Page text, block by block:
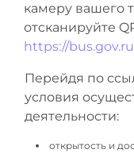
камеру вашего
отсканируйте
https://
Перейдя по
условия
деятельности:
открытость и